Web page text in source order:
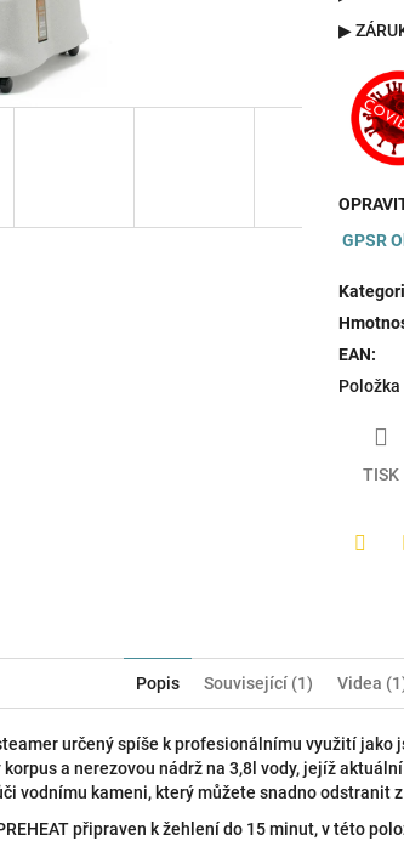
▶
GPSR
EAN:
TISK
Popis Související (1) Videa
určený spíše k profesionálnímu využití jako
a nerezovou nádrž na 3,8l vody, jejíž
vodnímu kameni, který můžete snadno odstranit
připraven k žehlení do 15 minut, v této